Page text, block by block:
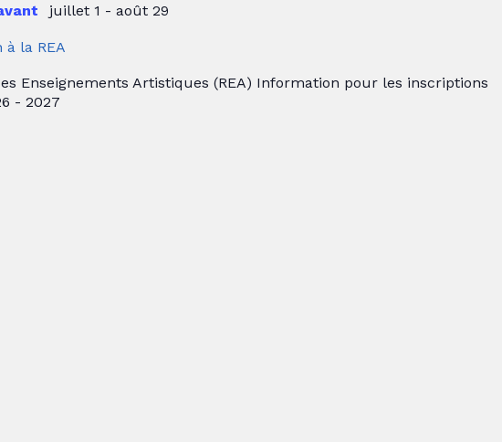
la REA
juillet 1 - août 29
Enseignements Artistiques (REA) Information pour les inscriptions
- 2027